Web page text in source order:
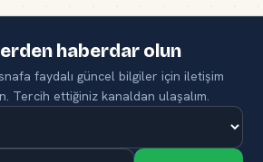
haberdar olun
faydalı güncel bilgiler için iletişim
Tercih ettiğiniz kanaldan ulaşalım.